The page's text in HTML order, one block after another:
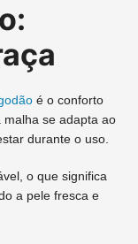
é o conforto
se adapta ao
durante o uso.
o que significa
a pele fresca e